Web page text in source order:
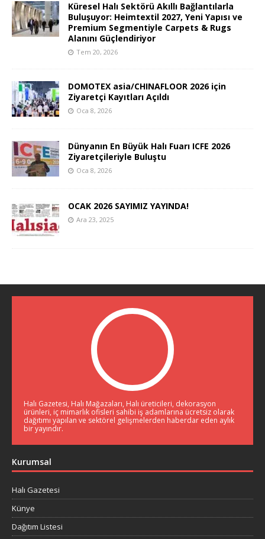
Küresel Halı Sektörü Akıllı Bağlantılarla
Buluşuyor: Heimtextil 2027, Yeni Yapısı ve
Premium Segmentiyle Carpets & Rugs
Alanını Güçlendiriyor
Tem 20, 2026
DOMOTEX asia/CHINAFLOOR 2026 için
Ziyaretçi Kayıtları Açıldı
Oca 8, 2026
Dünyanın En Büyük Halı Fuarı ICFE 2026
Ziyaretçileriyle Buluştu
Oca 8, 2026
OCAK 2026 SAYIMIZ YAYINDA!
Ara 23, 2025
Halı Gazetesi, Halı Mağazaları, Halı üreticileri, dekorasyon
ürünleri, iç mimarlık ofisleri sahibi iş adamlarına ücretsiz olarak
dağıtımı yapılan ve sektörel gelişmelerden haberdar eden aylık
bir yayındır.
Kurumsal
Halı Gazetesi
Künye
Dağıtım Listesi